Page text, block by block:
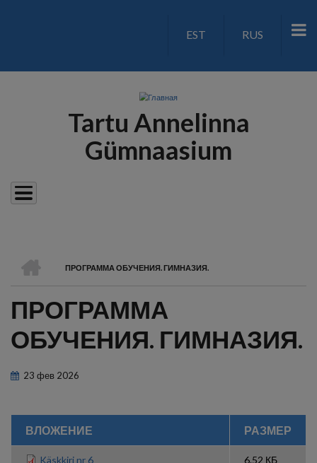
LANGUAGE
EST RUS
Tartu Annelinna
Gümnaasium
СТРОКА
НАВИГАЦИИ
ПРОГРАММА ОБУЧЕНИЯ. ГИМНАЗИЯ.
ПРОГРАММА
ОБУЧЕНИЯ. ГИМНАЗИЯ.
23 фев 2026
ВЛОЖЕНИЕ РАЗМЕР
Käskkiri nr 6 6.52 КБ